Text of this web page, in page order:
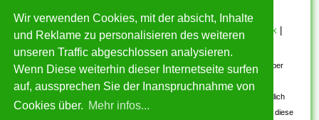
Wir verwenden Cookies, mit der absicht, Inhalte
und Reklame zu personalisieren des weiteren
unseren Traffic abgeschlossen analysieren.
Wenn Diese weiterhin dieser Internetseite surfen
auf, aussprechen Sie der Inanspruchnahme von
Cookies über. Mehr infos...
HOME Datenschutzerklärung |Cookie Politik |
Copyright
Nutzungsbedingungen
Alle eingereichten Inhalte bleiben dem ursprünglichen Copyright-Inhaber
urheberrechtlich geschützt. Bitte beachten Sie: Bilder sind für den
persönlichen, nicht-kommerziellen Gebrauch. Wenn Sie urheberrechtlich
geschützte Bilder gefunden haben, wenden Sie sich an uns. Wir werden diese